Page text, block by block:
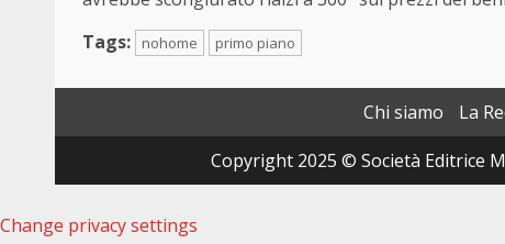
Tags:
nohome primo piano
Chi siamo La
Copyright 2025 © Società Editrice
Change privacy settings